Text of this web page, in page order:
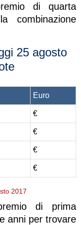
di quarta
combinazione
25 agosto
Euro
€
€
€
€
di prima
anni per trovare